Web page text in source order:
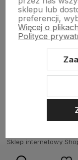
Moje konto
Sklep internetowy
sklepu lub
preferencji,
Więcej o
Polityce